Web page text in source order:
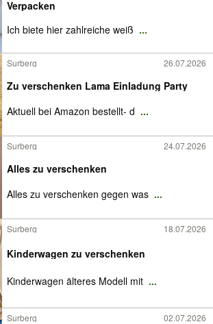
Verpacken
Ich biete hier zahlreiche weiß ...
Surberg 26.07.2026
Zu verschenken Lama Einladung Party
Aktuell bei Amazon bestellt- d ...
Surberg 24.07.2026
Alles zu verschenken
Alles zu verschenken gegen was ...
Surberg 18.07.2026
Kinderwagen zu verschenken
Kinderwagen älteres Modell mit ...
Surberg 02.07.2026